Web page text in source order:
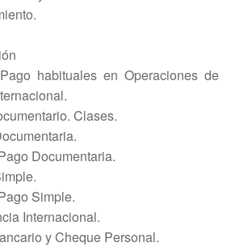
habituales en Operaciones de
Clases.
Documentaria.
Simple.
Internacional.
y Cheque Personal.